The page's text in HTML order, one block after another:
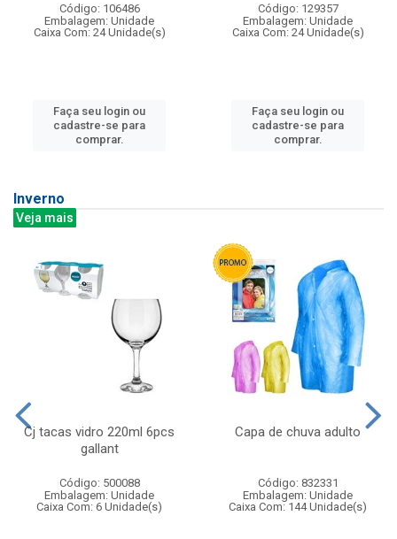
Código: 106486
Embalagem: Unidade
Caixa Com: 24 Unidade(s)
Faça seu login ou
cadastre-se para
comprar.
Código: 129357
Embalagem: Unidade
Caixa Com: 24 Unidade(s)
Faça seu login ou
cadastre-se para
comprar.
Inverno
Veja mais
Cj tacas vidro 220ml 6pcs
gallant
Código: 500088
Embalagem: Unidade
Caixa Com: 6 Unidade(s)
Capa de chuva adulto
Código: 832331
Embalagem: Unidade
Caixa Com: 144 Unidade(s)